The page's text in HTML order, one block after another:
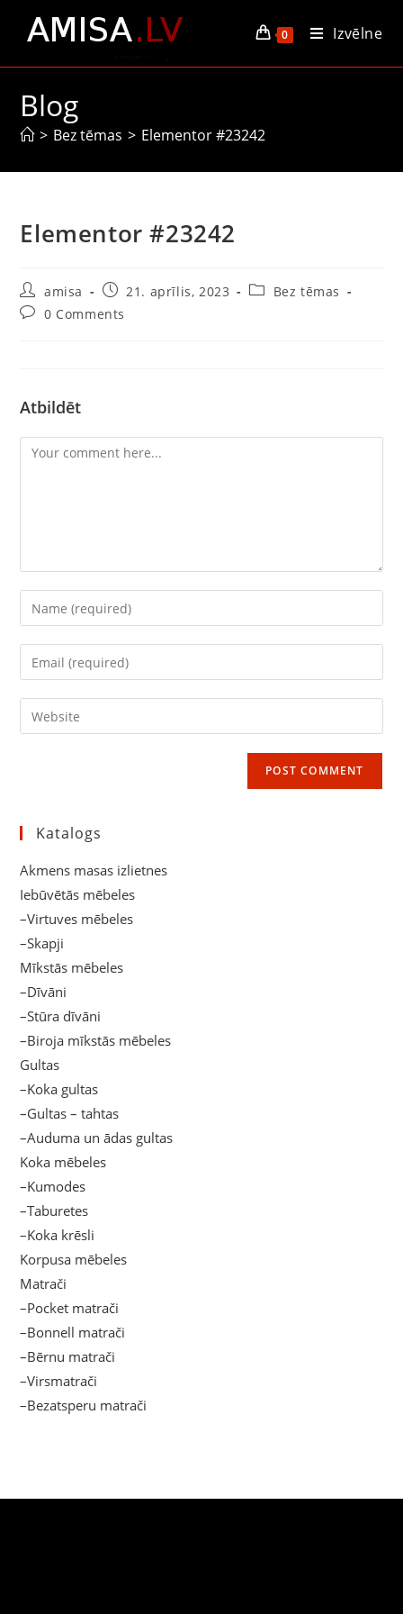
0 Izvēlne
Blog
> Bez tēmas > Elementor #23242
Elementor #23242
amisa 21. aprīlis, 2023
Bez tēmas
0 Comments
Atbildēt
Katalogs
Akmens masas izlietnes
Iebūvētās mēbeles
–Virtuves mēbeles
–Skapji
Mīkstās mēbeles
–Dīvāni
–Stūra dīvāni
–Biroja mīkstās mēbeles
Gultas
–Koka gultas
–Gultas – tahtas
–Auduma un ādas gultas
Koka mēbeles
–Kumodes
–Taburetes
–Koka krēsli
Korpusa mēbeles
Matrači
–Pocket matrači
–Bonnell matrači
–Bērnu matrači
–Virsmatrači
–Bezatsperu matrači